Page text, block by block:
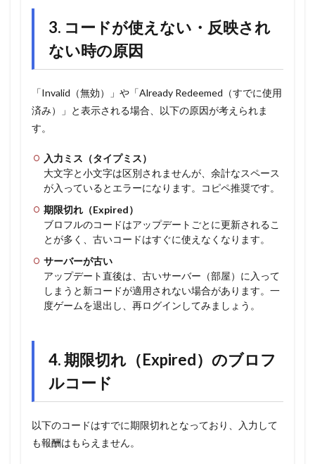
3. コードが使えない・反映され
ない時の原因
「Invalid（無効）」や「Already Redeemed（すでに使用
済み）」と表示される場合、以下の原因が考えられま
す。
入力ミス（タイプミス）
大文字と小文字は区別されませんが、余計なスペース
が入っているとエラーになります。コピペ推奨です。
期限切れ（Expired）
ブロフルのコードはアップデートごとに更新されるこ
とが多く、古いコードはすぐに使えなくなります。
サーバーが古い
アップデート直後は、古いサーバー（部屋）に入って
しまうと新コードが適用されない場合があります。一
度ゲームを退出し、再ログインしてみましょう。
4. 期限切れ（Expired）のブロフ
ルコード
以下のコードはすでに期限切れとなっており、入力して
も報酬はもらえません。